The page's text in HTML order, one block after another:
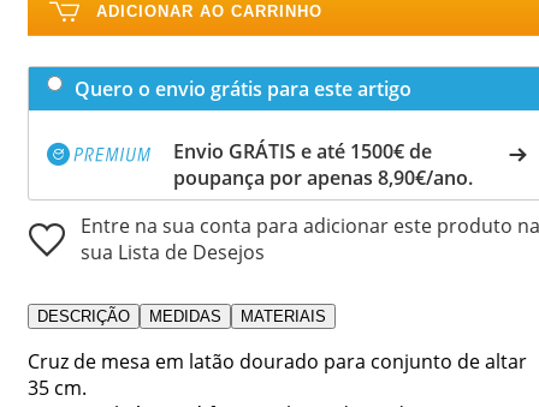
ADICIONAR AO CARRINHO
Quero o envio grátis para este artigo
Envio GRÁTIS e até 1500€ de
poupança por apenas 8,90€/ano.
Entre na sua conta para adicionar este produto na
sua Lista de Desejos
DESCRIÇÃO MEDIDAS MATERIAIS
Cruz de mesa em latão dourado para conjunto de altar
35 cm.